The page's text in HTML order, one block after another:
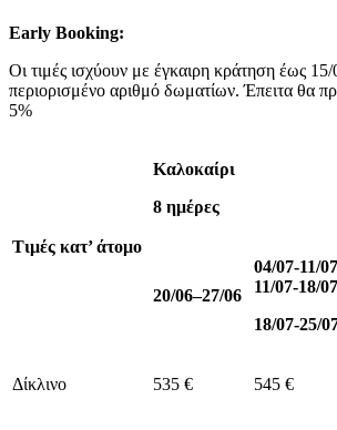
Early Booking:
Οι τιμές ισχύουν με έγκαιρη κράτηση έως 15/
περιορισμένο αριθμό δωματίων. Έπειτα θα
5%
Τιμές κατ’ άτομο
Καλοκαίρι
8 ημέρες
20/06–27/06
04/07-11/07
11/07-18/07
18/07-25/
Δίκλινο 535 € 545 €